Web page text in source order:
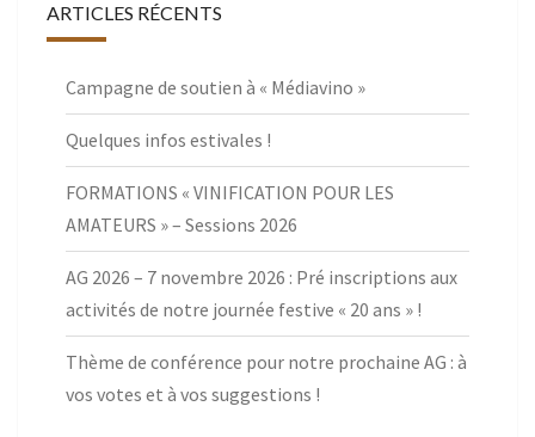
ARTICLES RÉCENTS
Campagne de soutien à « Médiavino »
Quelques infos estivales !
FORMATIONS « VINIFICATION POUR LES
AMATEURS » – Sessions 2026
AG 2026 – 7 novembre 2026 : Pré inscriptions aux
activités de notre journée festive « 20 ans » !
Thème de conférence pour notre prochaine AG : à
vos votes et à vos suggestions !